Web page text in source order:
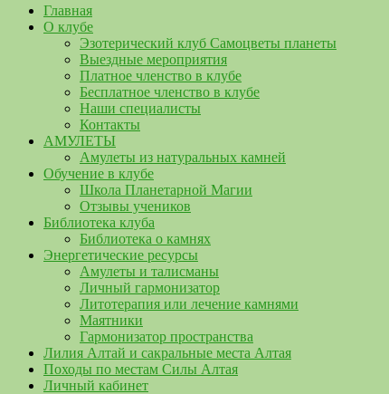
Главная
О клубе
Эзотерический клуб Самоцветы планеты
Выездные мероприятия
Платное членство в клубе
Бесплатное членство в клубе
Наши специалисты
Контакты
АМУЛЕТЫ
Амулеты из натуральных камней
Обучение в клубе
Школа Планетарной Магии
Отзывы учеников
Библиотека клуба
Библиотека о камнях
Энергетические ресурсы
Амулеты и талисманы
Личный гармонизатор
Литотерапия или лечение камнями
Маятники
Гармонизатор пространства
Лилия Алтай и сакральные места Алтая
Походы по местам Силы Алтая
Личный кабинет